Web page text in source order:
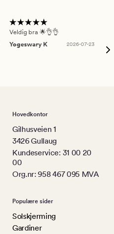
Veldig bra 🌟👌👌
Yogeswary K
2026-07-23
Hovedkontor
Gilhusveien 1
3426 Gullaug
Kundeservice: 31 00 20
00
Org.nr: 958 467 095 MVA
Populære sider
Solskjerming
Gardiner